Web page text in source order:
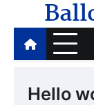
content
Hello